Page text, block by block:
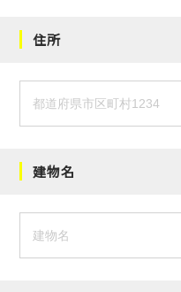
住所
建物名